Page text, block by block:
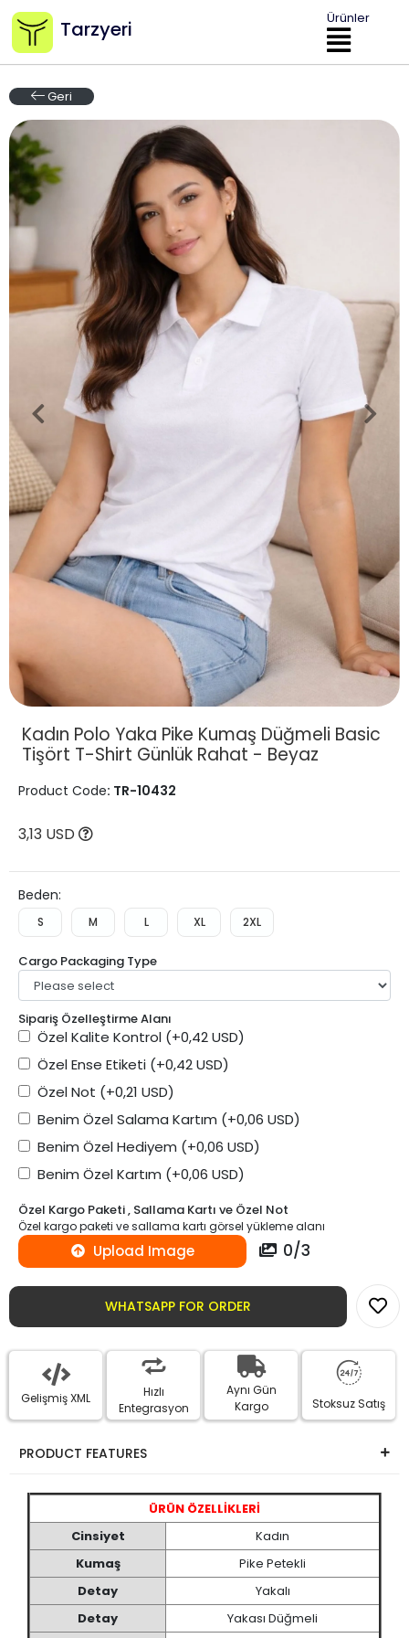
Tarzyeri Ürünler
Geri
Kadın Polo Yaka Pike Kumaş Düğmeli Basic
Tişört T-Shirt Günlük Rahat - Beyaz
Product Code: TR-10432
3,13 USD
Beden:
S M L XL 2XL
Cargo Packaging Type
Sipariş Özelleştirme Alanı
Özel Kalite Kontrol (+0,42 USD)
Özel Ense Etiketi (+0,42 USD)
Özel Not (+0,21 USD)
Benim Özel Salama Kartım (+0,06 USD)
Benim Özel Hediyem (+0,06 USD)
Benim Özel Kartım (+0,06 USD)
Özel Kargo Paketi , Sallama Kartı ve Özel Not
Özel kargo paketi ve sallama kartı görsel yükleme alanı
Upload Image 0/3
WHATSAPP FOR ORDER
Gelişmiş XML
Hızlı
Entegrasyon
Aynı Gün
Kargo
Stoksuz Satış
PRODUCT FEATURES
ÜRÜN ÖZELLİKLERİ
Cinsiyet
Kadın
Kumaş
Pike Petekli
Detay
Yakalı
Detay
Yakası Düğmeli